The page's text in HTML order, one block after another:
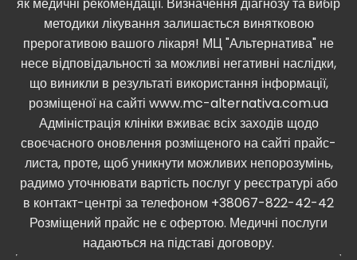
методики лікування залишається винятковою
прерогативою вашого лікаря! МЦ "Альтернатива" не
несе відповідальності за можливі негативні наслідки,
що виникли в результаті використання інформації,
розміщеної на сайті www.mc-alternativa.com.ua
Адміністрація клініки вживає всіх заходів щодо
своєчасного оновлення розміщеного на сайті прайс-
листа, проте, щоб уникнути можливих непорозумінь,
радимо уточнювати вартість послуг у реєстратурі або
в контакт-центрі за телефоном +38067-822-42-42
Розміщений прайс не є офертою. Медичні послуги
надаються на підставі договору.